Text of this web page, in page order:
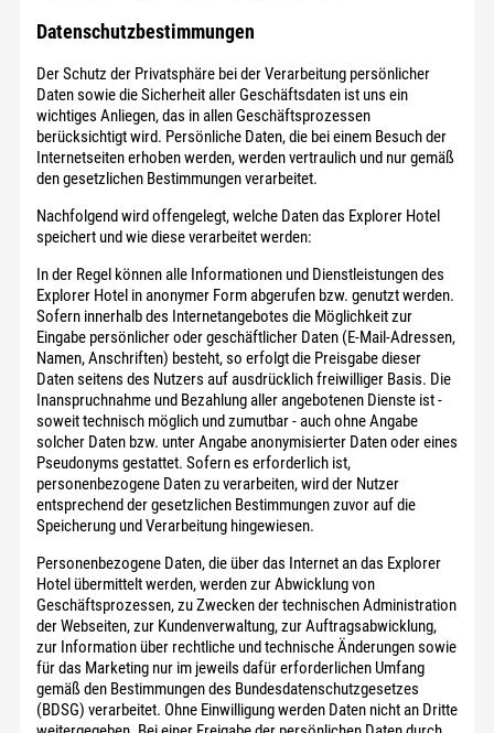
Datenschutzbestimmungen
Der Schutz der Privatsphäre bei der Verarbeitung persönlicher
Daten sowie die Sicherheit aller Geschäftsdaten ist uns ein
wichtiges Anliegen, das in allen Geschäftsprozessen
berücksichtigt wird. Persönliche Daten, die bei einem Besuch der
Internetseiten erhoben werden, werden vertraulich und nur gemäß
den gesetzlichen Bestimmungen verarbeitet.
Nachfolgend wird offengelegt, welche Daten das Explorer Hotel
speichert und wie diese verarbeitet werden:
In der Regel können alle Informationen und Dienstleistungen des
Explorer Hotel in anonymer Form abgerufen bzw. genutzt werden.
Sofern innerhalb des Internetangebotes die Möglichkeit zur
Eingabe persönlicher oder geschäftlicher Daten (E-Mail-Adressen,
Namen, Anschriften) besteht, so erfolgt die Preisgabe dieser
Daten seitens des Nutzers auf ausdrücklich freiwilliger Basis. Die
Inanspruchnahme und Bezahlung aller angebotenen Dienste ist -
soweit technisch möglich und zumutbar - auch ohne Angabe
solcher Daten bzw. unter Angabe anonymisierter Daten oder eines
Pseudonyms gestattet. Sofern es erforderlich ist,
personenbezogene Daten zu verarbeiten, wird der Nutzer
entsprechend der gesetzlichen Bestimmungen zuvor auf die
Speicherung und Verarbeitung hingewiesen.
Personenbezogene Daten, die über das Internet an das Explorer
Hotel übermittelt werden, werden zur Abwicklung von
Geschäftsprozessen, zu Zwecken der technischen Administration
der Webseiten, zur Kundenverwaltung, zur Auftragsabwicklung,
zur Information über rechtliche und technische Änderungen sowie
für das Marketing nur im jeweils dafür erforderlichen Umfang
gemäß den Bestimmungen des Bundesdatenschutzgesetzes
(BDSG) verarbeitet. Ohne Einwilligung werden Daten nicht an Dritte